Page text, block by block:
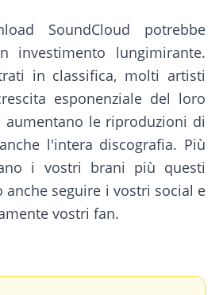
SoundCloud potrebbe
investimento lungimirante.
in classifica, molti artisti
esponenziale del loro
le riproduzioni di
l'intera discografia. Più
i vostri brani più questi
seguire i vostri social e
vostri fan.